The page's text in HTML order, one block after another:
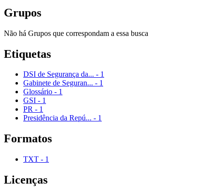
Grupos
Não há Grupos que correspondam a essa busca
Etiquetas
DSI de Segurança da... - 1
Gabinete de Seguran... - 1
Glossário - 1
GSI - 1
PR - 1
Presidência da Repú... - 1
Formatos
TXT - 1
Licenças